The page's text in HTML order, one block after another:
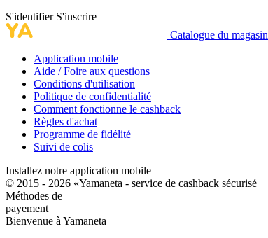
S'identifier S'inscrire
Catalogue du magasin
Application mobile
Aide / Foire aux questions
Conditions d'utilisation
Politique de confidentialité
Comment fonctionne le cashback
Règles d'achat
Programme de fidélité
Suivi de colis
Installez notre application mobile
© 2015 - 2026 «Yamaneta - service de cashback sécurisé
Méthodes de
payement
Bienvenue à Yamaneta